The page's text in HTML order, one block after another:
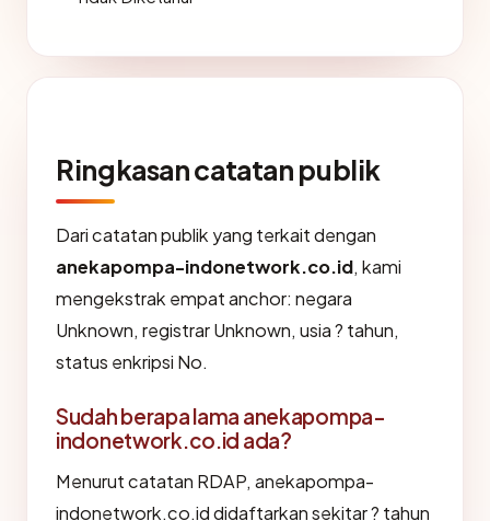
Ringkasan catatan publik
Dari catatan publik yang terkait dengan
anekapompa-indonetwork.co.id, kami
mengekstrak empat anchor: negara
Unknown, registrar Unknown, usia ? tahun,
status enkripsi No.
Sudah berapa lama anekapompa-
indonetwork.co.id ada?
Menurut catatan RDAP, anekapompa-
indonetwork.co.id didaftarkan sekitar ? tahun